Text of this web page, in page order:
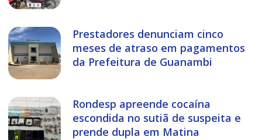
Prestadores denunciam cinco
meses de atraso em pagamentos
da Prefeitura de Guanambi
Rondesp apreende cocaína
escondida no sutiã de suspeita e
prende dupla em Matina